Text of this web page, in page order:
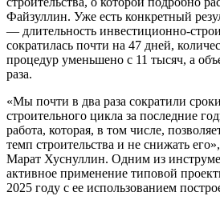
Файзуллин. Уже есть конкретный
— длительность инвестиционно-
сократилась почти на 47 дней,
процедур уменьшено с 11 тысяч, а
раза.
«Мы почти в два раза сократили
строительного цикла за последние
работа, которая, в том числе,
темп строительства и не снижать
Марат Хуснуллин. Одним из
активное применение типовой
2025 году с ее использованием